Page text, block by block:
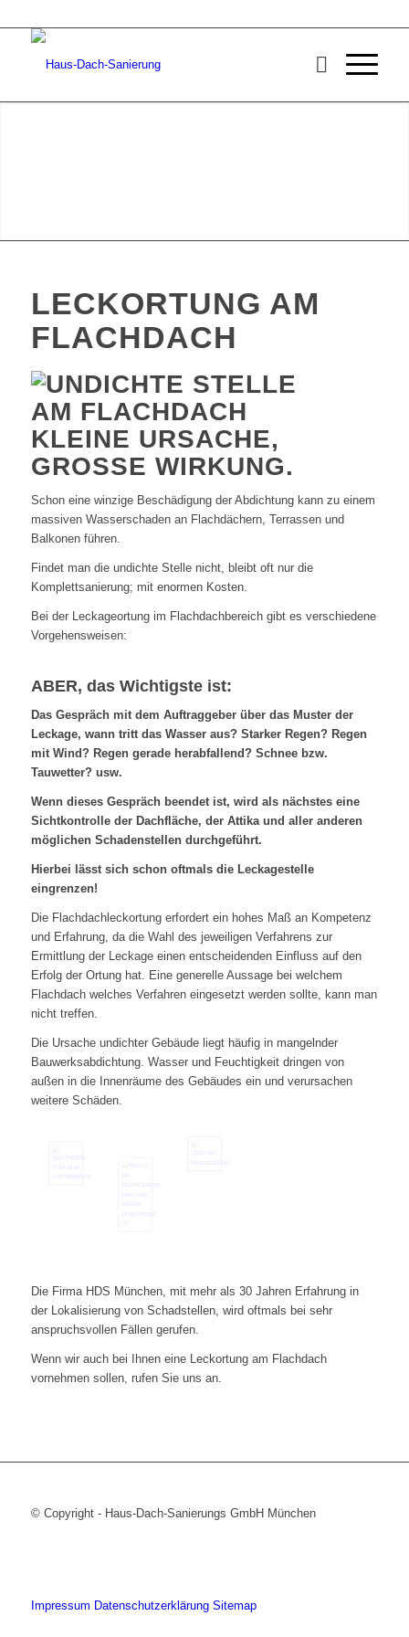
LECKORTUNG AM
FLACHDACH
KLEINE URSACHE,
GROSSE WIRKUNG.
Schon eine winzige Beschädigung der Abdichtung kann zu einem
massiven Wasserschaden an Flachdächern, Terrassen und
Balkonen führen.
Findet man die undichte Stelle nicht, bleibt oft nur die
Komplettsanierung; mit enormen Kosten.
Bei der Leckageortung im Flachdachbereich gibt es verschiedene
Vorgehensweisen:
ABER, das Wichtigste ist:
Das Gespräch mit dem Auftraggeber über das Muster der
Leckage, wann tritt das Wasser aus? Starker Regen? Regen
mit Wind? Regen gerade herabfallend? Schnee bzw.
Tauwetter? usw.
Wenn dieses Gespräch beendet ist, wird als nächstes eine
Sichtkontrolle der Dachfläche, der Attika und aller anderen
möglichen Schadenstellen durchgeführt.
Hierbei lässt sich schon oftmals die Leckagestelle
eingrenzen!
Die Flachdachleckortung erfordert ein hohes Maß an Kompetenz
und Erfahrung, da die Wahl des jeweiligen Verfahrens zur
Ermittlung der Leckage einen entscheidenden Einfluss auf den
Erfolg der Ortung hat. Eine generelle Aussage bei welchem
Flachdach welches Verfahren eingesetzt werden sollte, kann man
nicht treffen.
Die Ursache undichter Gebäude liegt häufig in mangelnder
Bauwerksabdichtung. Wasser und Feuchtigkeit dringen von
außen in die Innenräume des Gebäudes ein und verursachen
weitere Schäden.
Die Firma HDS München, mit mehr als 30 Jahren Erfahrung in
der Lokalisierung von Schadstellen, wird oftmals bei sehr
anspruchsvollen Fällen gerufen.
Wenn wir auch bei Ihnen eine Leckortung am Flachdach
vornehmen sollen, rufen Sie uns an.
© Copyright - Haus-Dach-Sanierungs GmbH München
Impressum Datenschutzerklärung Sitemap